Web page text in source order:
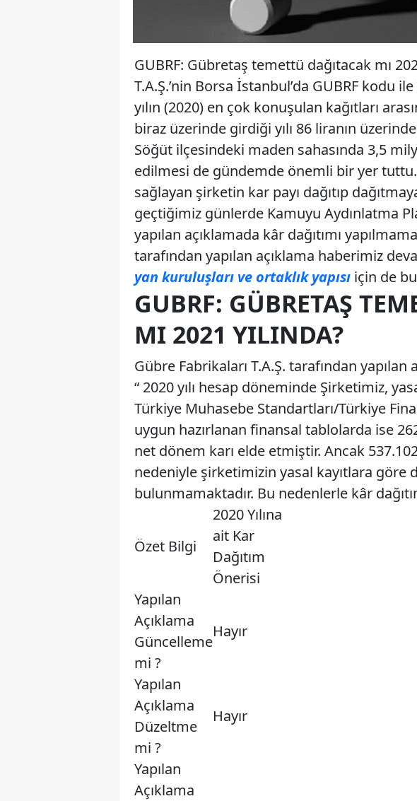
GUBRF: Gübretaş temettü dağıtacak mı
T.A.Ş.’nin Borsa İstanbul’da GUBRF kodu
yılın (2020) en çok konuşulan kağıtları
biraz üzerinde girdiği yılı 86 liranın
Söğüt ilçesindeki maden sahasında 3,5
edilmesi de gündemde önemli bir yer
sağlayan şirketin kar payı dağıtıp
geçtiğimiz günlerde Kamuyu Aydınlatma
yapılan açıklamada kâr dağıtımı
tarafından yapılan açıklama haberimiz
yan kuruluşları ve ortaklık yapısı için de
GUBRF: GÜBRETAŞ
MI 2021 YILINDA?
Gübre Fabrikaları T.A.Ş. tarafından
“ 2020 yılı hesap döneminde Şirketimiz,
Türkiye Muhasebe Standartları/Türkiye
uygun hazırlanan finansal tablolarda ise
net dönem karı elde etmiştir. Ancak
nedeniyle şirketimizin yasal kayıtlara göre
bulunmamaktadır. Bu nedenlerle kâr
Özet Bilgi
2020 Yılına
ait Kar
Dağıtım
Önerisi
Yapılan
Açıklama
Güncelleme
mi ?
Hayır
Yapılan
Açıklama
Düzeltme
mi ?
Hayır
Yapılan
Açıklama